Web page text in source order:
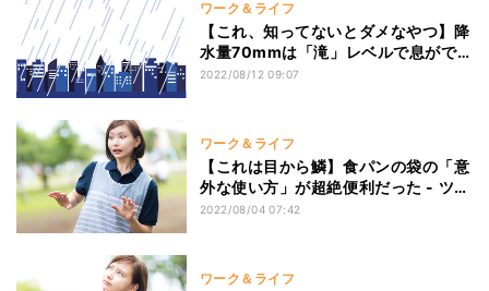
ワーク＆ライフ
【これ、知ってないとダメなやつ】降
水量70mmは「滝」レベルで息がで
きない! 雨量の数字と実際の体感を解
納得
2022/08/12 09:07
ワーク＆ライフ
【これは目から鱗】食パンの袋の「意
外な使い方」が超絶便利だった - ツイ
ッター民「そんなの一言も書いてな
2022/08/04 07:42
ワーク＆ライフ